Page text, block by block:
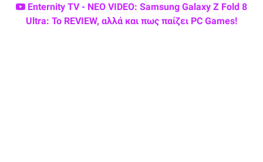
Enternity TV - ΝΕΟ VIDEO: Samsung Galaxy Z Fold 8
Ultra: Το REVIEW, αλλά και πως παίζει PC Games!